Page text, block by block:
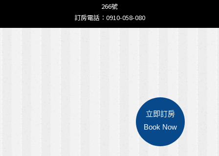
266號
訂房電話：0910-058-080
立即訂房
Book Now